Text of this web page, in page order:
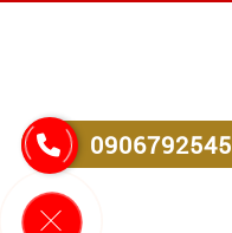
0906792545